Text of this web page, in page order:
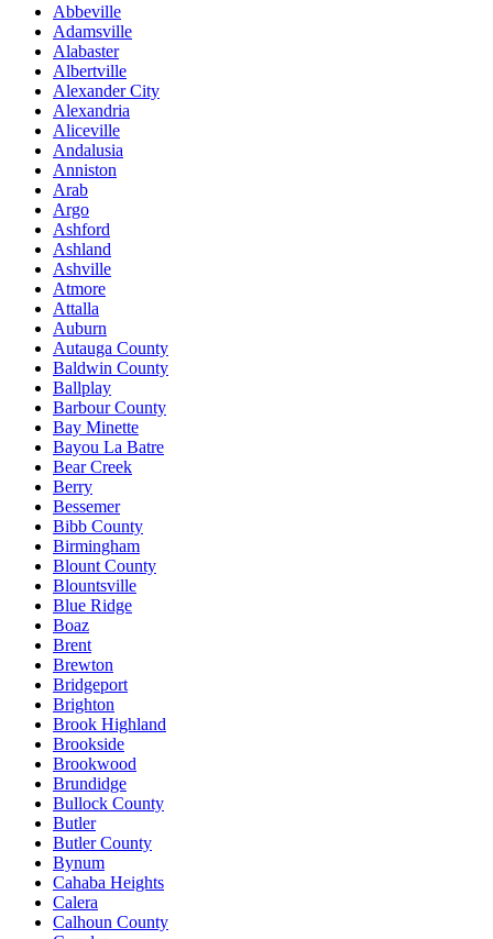
Abbeville
Adamsville
Alabaster
Albertville
Alexander City
Alexandria
Aliceville
Andalusia
Anniston
Arab
Argo
Ashford
Ashland
Ashville
Atmore
Attalla
Auburn
Autauga County
Baldwin County
Ballplay
Barbour County
Bay Minette
Bayou La Batre
Bear Creek
Berry
Bessemer
Bibb County
Birmingham
Blount County
Blountsville
Blue Ridge
Boaz
Brent
Brewton
Bridgeport
Brighton
Brook Highland
Brookside
Brookwood
Brundidge
Bullock County
Butler
Butler County
Bynum
Cahaba Heights
Calera
Calhoun County